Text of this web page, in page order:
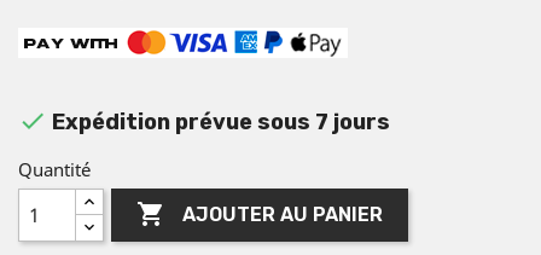
 Expédition prévue sous 7 jours
Quantité
 AJOUTER AU PANIER